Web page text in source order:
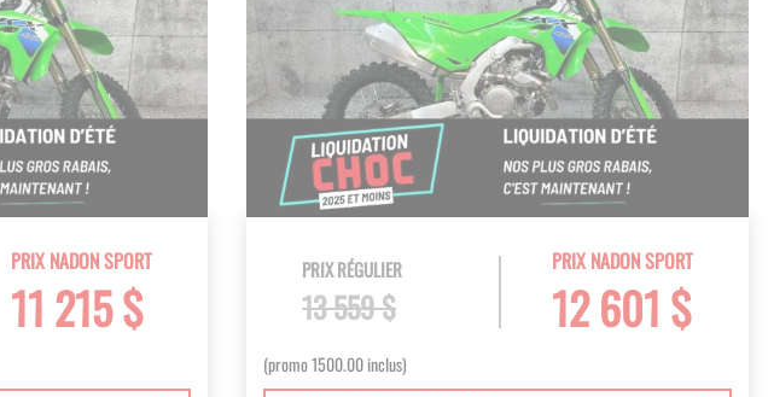
PRIX NADON SPORT
11 215 $
PRIX NADON SPORT
12 601 $
PRIX RÉGULIER
13 559 $
(promo 1500.00 inclus)